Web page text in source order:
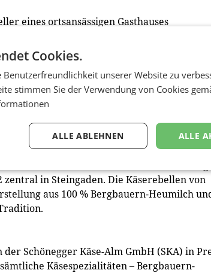
eines ortsansässigen Gasthauses
und mehr Bauern, sodass eine eigene
deshalb die „Concurrenz“ gegründet und
des Sennereigebäudes. Bis zum
an, um es grundlegend zu sanieren
Bregenzerwald, dem UNESCO-
– sowie Sennereistandorte dazu:
und Reutte in Tirol (2019). Die Reifung
in Steingaden. Die Käserebellen von
aus 100 % Bergbauern-Heumilch
Schönegger Käse-Alm GmbH (SKA) in
Käsespezialitäten – Bergbauern-
Cookies.
unserer Website zu
stimmen Sie der Verwendung von Cookies
ALLE
ALLE ABLEHNEN